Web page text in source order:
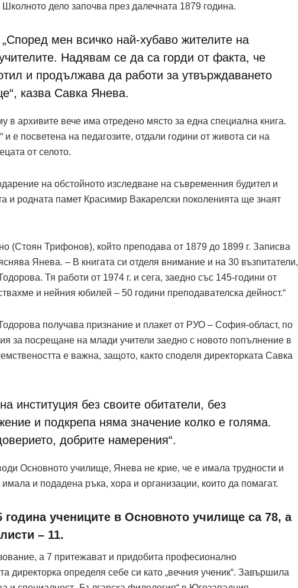
Школното дело започва през далечната 1879 година.
„Според мен всичко най-хубаво жителите на
Надявам се да са горди от факта, че
и продължава да работи за утвърждаването
казва Савка Янева.
в архивите вече има отредено място за една специална книга.
и е посветена на педагозите, отдали години от живота си на
от селото.
на обстойното изследване на съвременния будител и
и родната памет Красимир Вакарелски поколенията ще знаят
(Стоян Трифонов), който преподава от 1879 до 1899 г. Записва
Янева. – В книгата си отделя внимание и на 30 възпитатели,
Тя работи от 1974 г. и сега, заедно със 145-години от
и нейния юбилей – 50 години преподавателска дейност.“
получава признание и плакет от РУО – София-област, по
за посрещане на млади учители заедно с новото попълнение в
е важна, защото, както споделя директорката Савка
институция без своите обитатели, без
и подкрепа няма значение колко е голяма.
добрите намерения“.
Основното училище, Янева не крие, че е имала трудности и
и подадена ръка, хора и организации, които да помагат.
година учениците в Основното училище са 78, а
– 11.
а 7 притежават и придобита професионално
директорка определя себе си като „вечния ученик“. Завършила